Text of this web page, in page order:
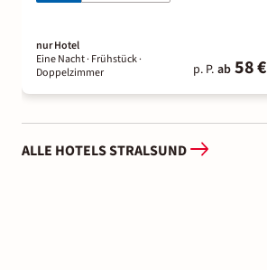
nur Hotel
Eine Nacht· Frühstück·
Doppelzimmer
p. P. ab 58 €
ALLE HOTELS STRALSUND